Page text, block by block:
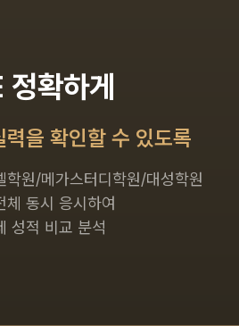
확하게
력을 확인할 수 있도록
학원/메가스터디학원/대성학원
체 동시 응시하여
성적 비교 분석